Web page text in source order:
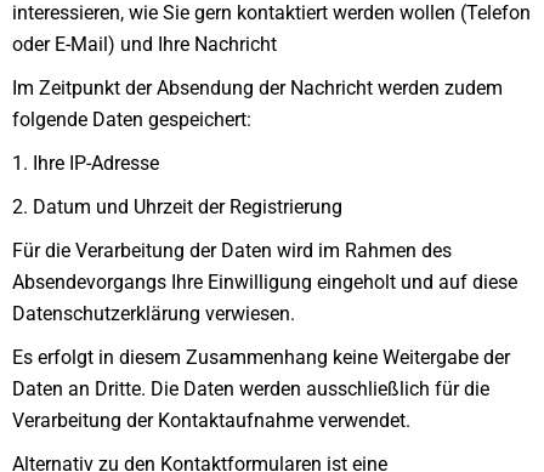
interessieren, wie Sie gern kontaktiert werden wollen (Telefon
oder E-Mail) und Ihre Nachricht
Im Zeitpunkt der Absendung der Nachricht werden zudem
folgende Daten gespeichert:
1. Ihre IP-Adresse
2. Datum und Uhrzeit der Registrierung
Für die Verarbeitung der Daten wird im Rahmen des
Absendevorgangs Ihre Einwilligung eingeholt und auf diese
Datenschutzerklärung verwiesen.
Es erfolgt in diesem Zusammenhang keine Weitergabe der
Daten an Dritte. Die Daten werden ausschließlich für die
Verarbeitung der Kontaktaufnahme verwendet.
Alternativ zu den Kontaktformularen ist eine